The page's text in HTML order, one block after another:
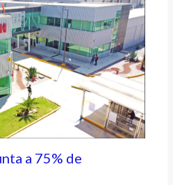
a 75% de